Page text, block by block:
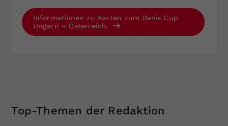
Informationen zu Karten zum Davis Cup
Ungarn – Österreich.
Top-Themen der Redaktion